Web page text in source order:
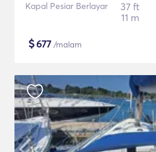
Kapal Pesiar Berlayar
37 ft
11 m
$677 /malam